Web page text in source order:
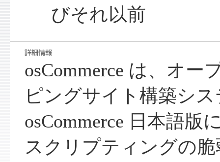
びそれ以前
osCommerce は、オー
ピングサイト構築シ
osCommerce 日本語版
スクリプティングの